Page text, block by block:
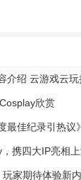
欣赏
最佳纪录引热议》
携四大IP亮相
家期待体验新内